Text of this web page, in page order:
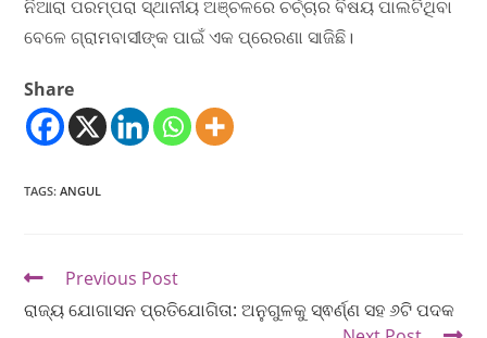
ନିଆରା ପରମ୍ପରା ସ୍ଥାନୀୟ ଅଞ୍ଚଳରେ ଚର୍ଚ୍ଚାର ବିଷୟ ପାଲଟିଥିବା
ବେଳେ ଗ୍ରାମବାସୀଙ୍କ ପାଇଁ ଏକ ପ୍ରେରଣା ସାଜିଛି।
Share
TAGS:ANGUL
Previous Post
ରାଜ୍ୟ ଯୋଗାସନ ପ୍ରତିଯୋଗିତା: ଅନୁଗୁଳକୁ ସ୍ଵର୍ଣ୍ଣ ସହ ୬ଟି ପଦକ